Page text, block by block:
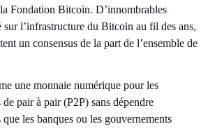
Fondation Bitcoin. D’innombrables
l’infrastructure du Bitcoin au fil des ans,
un consensus de la part de l’ensemble de
une monnaie numérique pour les
pair à pair (P2P) sans dépendre
que les banques ou les gouvernements